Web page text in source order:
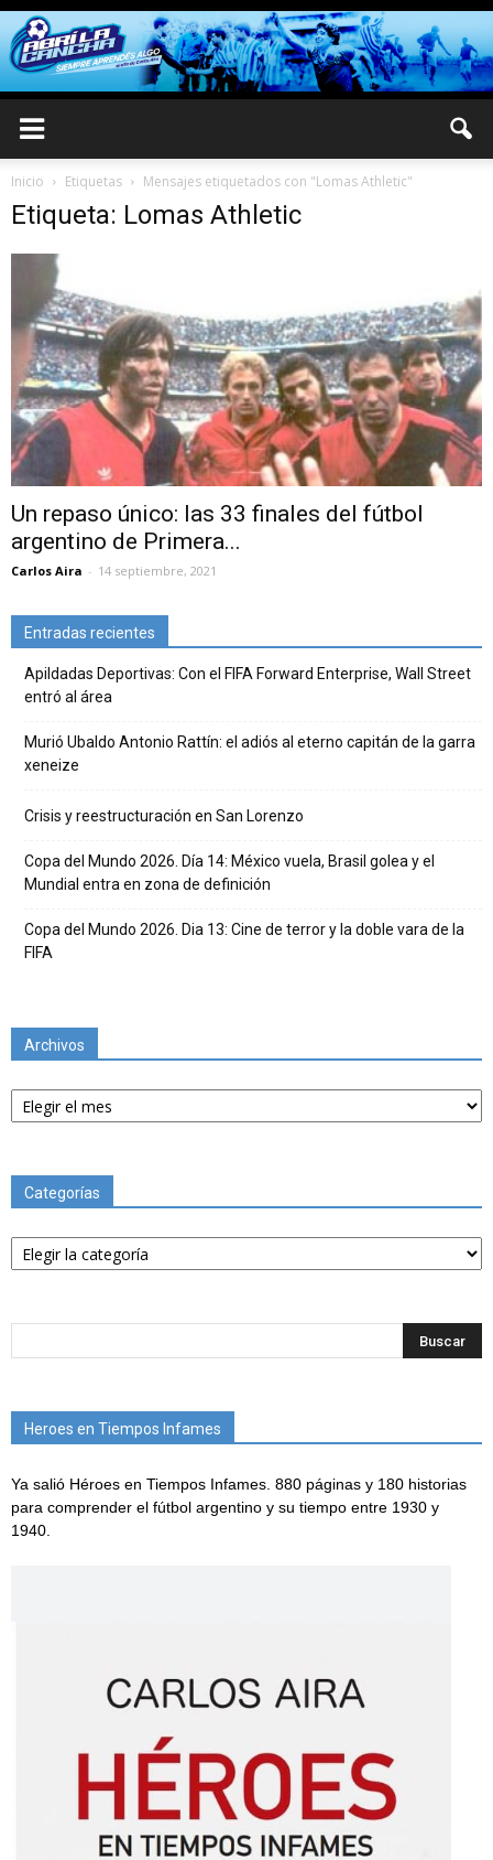
Inicio Etiquetas Mensajes etiquetados con "Lomas Athletic"
Etiqueta: Lomas Athletic
Un repaso único: las 33 finales del fútbol
argentino de Primera...
Carlos Aira - 14 septiembre, 2021
Entradas recientes
Apildadas Deportivas: Con el FIFA Forward Enterprise, Wall Street
entró al área
Murió Ubaldo Antonio Rattín: el adiós al eterno capitán de la garra
xeneize
Crisis y reestructuración en San Lorenzo
Copa del Mundo 2026. Día 14: México vuela, Brasil golea y el
Mundial entra en zona de definición
Copa del Mundo 2026. Dia 13: Cine de terror y la doble vara de la
FIFA
Archivos
Archivos
Categorías
Categorías
Heroes en Tiempos Infames
Ya salió Héroes en Tiempos Infames. 880 páginas y 180 historias
para comprender el fútbol argentino y su tiempo entre 1930 y
1940.